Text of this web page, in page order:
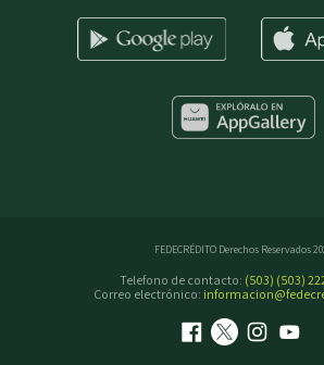
FEDECRÉDITO Derechos Reservados
Telefono de contacto: (503) (503)
Correo electrónico: